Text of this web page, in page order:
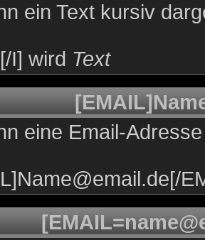
ein Text kursiv
I] wird Text
eine Email-